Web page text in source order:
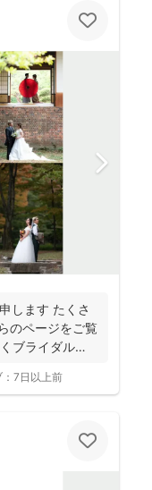
します たくさ
のページをご覧
ブライダルの
7日以上前